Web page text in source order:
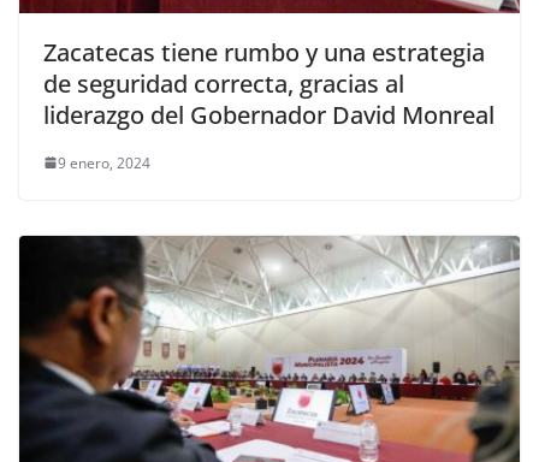
Zacatecas tiene rumbo y una estrategia
de seguridad correcta, gracias al
liderazgo del Gobernador David Monreal
9 enero, 2024